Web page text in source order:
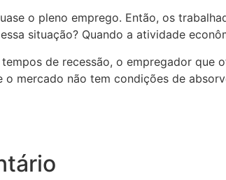
o pleno emprego. Então, os
situação? Quando a atividade
de recessão, o empregador
o mercado não tem condições de